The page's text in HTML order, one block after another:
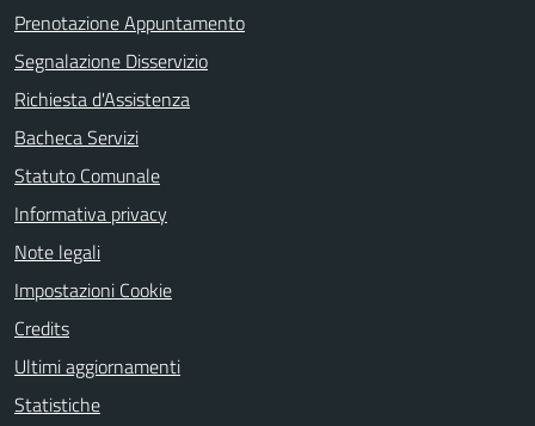
Prenotazione Appuntamento
Segnalazione Disservizio
Richiesta d'Assistenza
Bacheca Servizi
Statuto Comunale
Informativa privacy
Note legali
Impostazioni Cookie
Credits
Ultimi aggiornamenti
Statistiche